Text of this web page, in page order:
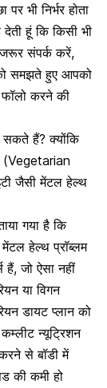
भी निर्भर होता
हूं कि किसी भी
संपर्क करें,
समझते हुए आपको
फॉलो करने की
सकते हैं? क्योंकि
(Vegetarian
जैसी मेंटल हेल्थ
गया है कि
हेल्थ प्रॉब्लम
हैं, जो ऐसा नहीं
या विगन
डायट प्लान को
कम्लीट न्यूट्रिशन
से बॉडी में
की कमी हो